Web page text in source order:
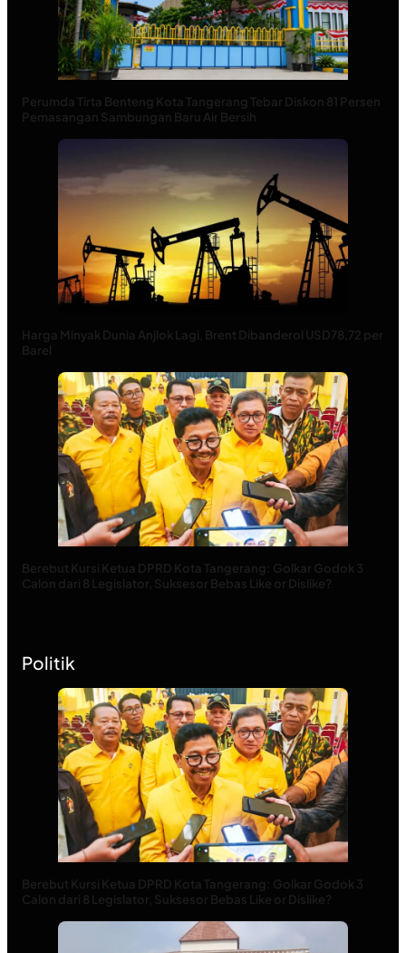
Perumda Tirta Benteng Kota Tangerang Tebar Diskon 81 Persen
Pemasangan Sambungan Baru Air Bersih
Harga Minyak Dunia Anjlok Lagi, Brent Dibanderol USD78,72 per
Barel
Berebut Kursi Ketua DPRD Kota Tangerang: Golkar Godok 3
Calon dari 8 Legislator, Suksesor Bebas Like or Dislike?
Politik
Berebut Kursi Ketua DPRD Kota Tangerang: Golkar Godok 3
Calon dari 8 Legislator, Suksesor Bebas Like or Dislike?